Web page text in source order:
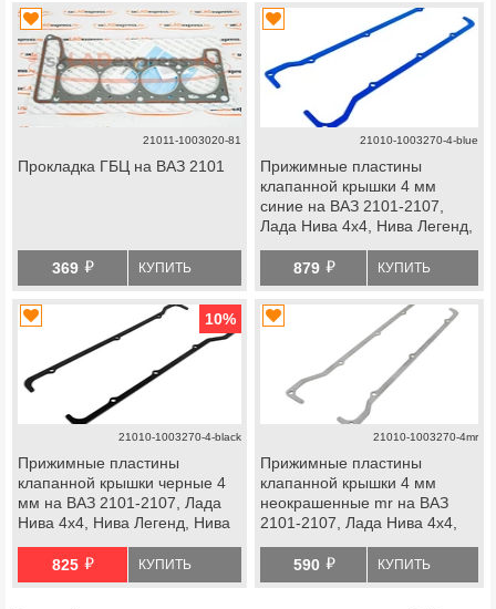
21011-1003020-81
Прокладка ГБЦ на ВАЗ 2101
369 й КУПИТЬ
21010-1003270-4-blue
Прижимные пластины
клапанной крышки 4 мм
синие на ВАЗ 2101-2107,
Лада Нива 4х4, Нива Легенд,
879 й КУПИТЬ
10%
21010-1003270-4-black
Прижимные пластины
клапанной крышки черные 4
мм на ВАЗ 2101-2107, Лада
Нива 4х4, Нива Легенд, Нива
825 й КУПИТЬ
21010-1003270-4mr
Прижимные пластины
клапанной крышки 4 мм
неокрашенные mr на ВАЗ
2101-2107, Лада Нива 4х4,
Шевроле Нива
590 й КУПИТЬ